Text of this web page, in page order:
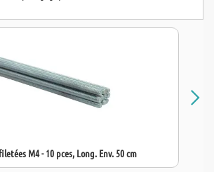
M4 - 10 pces, Long. Env. 50 cm